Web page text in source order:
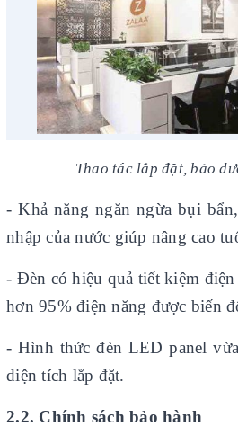
Thao tác lắp đặt, bảo
- Khả năng ngăn ngừa bụi
nhập của nước giúp nâng cao
- Đèn có hiệu quả tiết kiệm
hơn 95% điện năng được biến
- Hình thức đèn LED panel
diện tích lắp đặt.
2.2. Chính sách bảo hành